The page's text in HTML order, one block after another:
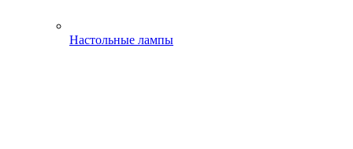
Настольные лампы